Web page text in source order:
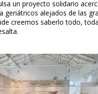
un proyecto solidario
geriátricos alejados de las
creemos saberlo todo,